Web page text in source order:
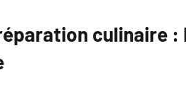
culinaire